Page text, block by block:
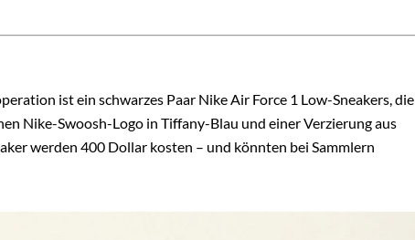
ist ein schwarzes Paar Nike Air Force 1 Low-Sneakers, die
Nike-Swoosh-Logo in Tiffany-Blau und einer Verzierung aus
werden 400 Dollar kosten – und könnten bei Sammlern